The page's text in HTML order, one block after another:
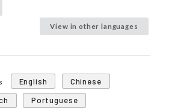
View in other languages
English
Chinese
Portuguese